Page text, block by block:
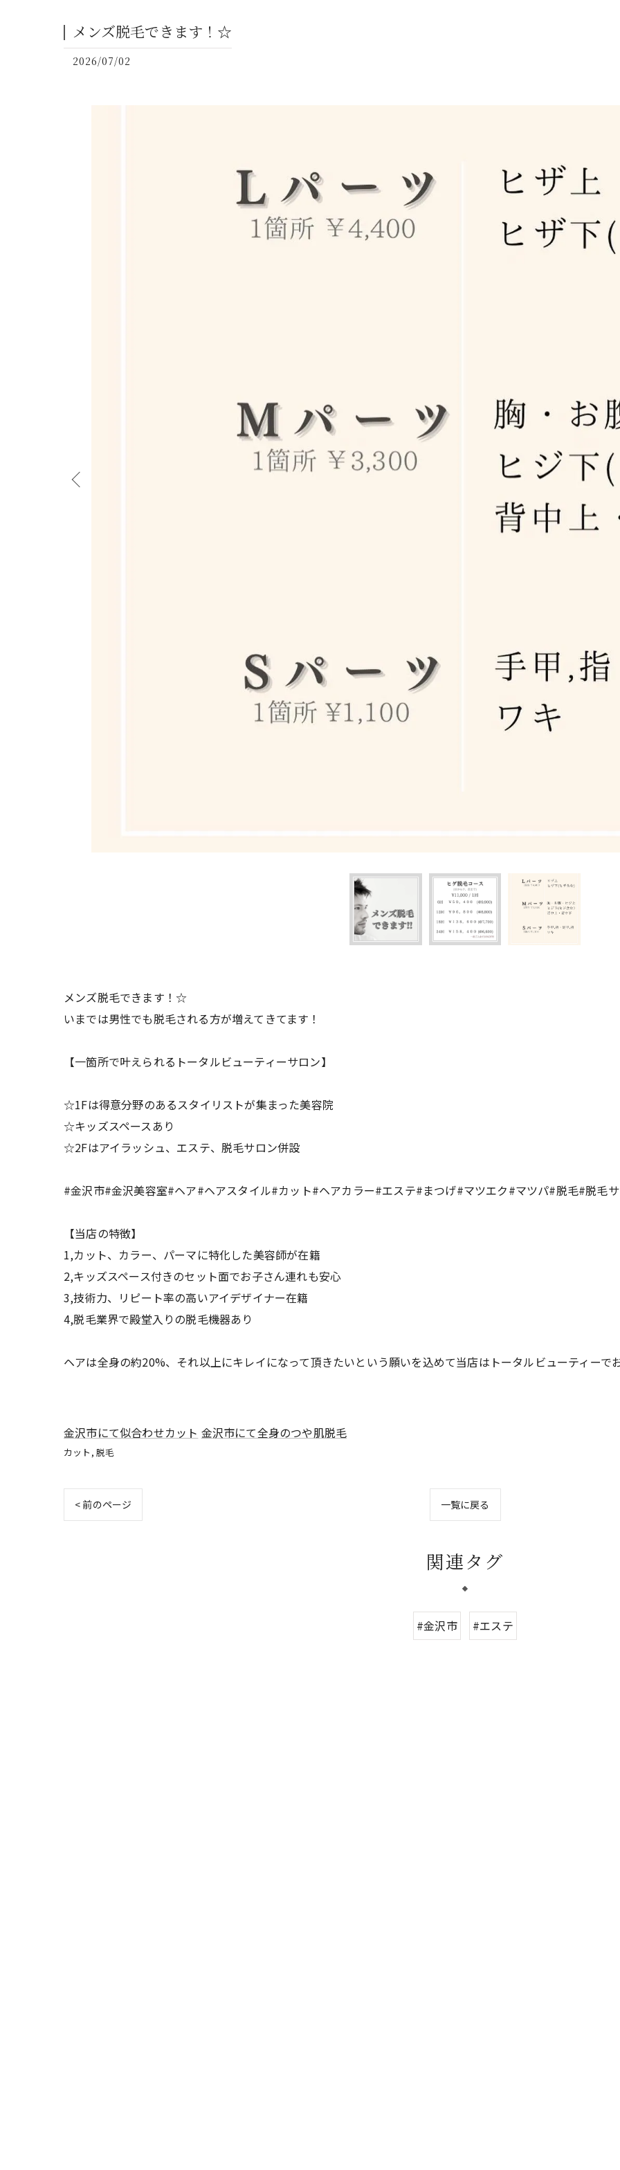
メンズ脱毛できます！☆
2026/07/02
メンズ脱毛できます！☆
いまでは男性でも脱毛される方が増えてきてます！
【一箇所で叶えられるトータルビューティーサロン】
☆1Fは得意分野のあるスタイリストが集まった美容院
☆キッズスペースあり
☆2Fはアイラッシュ、エステ、脱毛サロン併設
#金沢市#金沢美容室#ヘア#ヘアスタイル#カット#ヘアカラー#エステ#まつげ#マツエク#マツパ#脱毛#脱毛
【当店の特徴】
1,カット、カラー、パーマに特化した美容師が在籍
2,キッズスペース付きのセット面でお子さん連れも安心
3,技術力、リピート率の高いアイデザイナー在籍
4,脱毛業界で殿堂入りの脱毛機器あり
ヘアは全身の約20%、それ以上にキレイになって頂きたいという願いを込めて当店はトータルビューティーで
金沢市にて似合わせカット 金沢市にて全身のつや肌脱毛
カット 脱毛
< 前のページ 一覧に戻る
関連タグ
#金沢市 #エステ